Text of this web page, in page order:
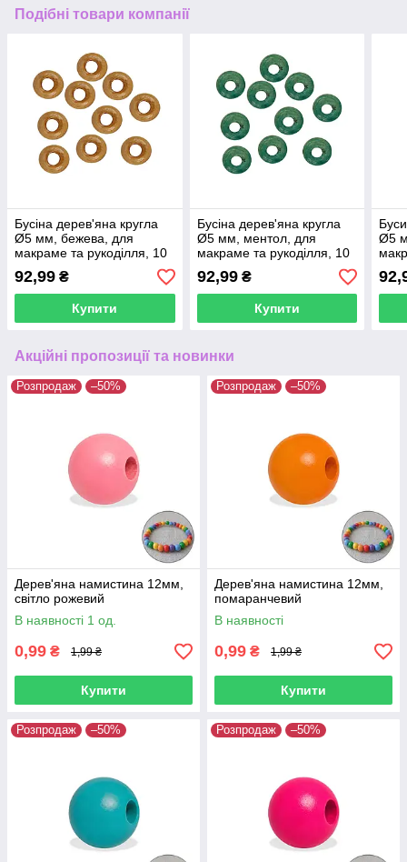
Подібні товари компанії
Бусіна дерев'яна кругла
Ø5 мм, бежева, для
макраме та рукоділля, 10
шт.
92,99 ₴
Купити
Бусіна дерев'яна кругла
Ø5 мм, ментол, для
макраме та рукоділля, 10
шт.
92,99₴
Купити
Ø5
шт.
Акційні пропозиції та новинки
Розпродаж –50%
Дерев'яна намистина 12мм,
світло рожевий
В наявності 1 од.
0,99 ₴ 1,99 ₴
Купити
Розпродаж –50%
Дерев'яна намистина 12мм,
помаранчевий
В наявності
0,99 ₴ 1,99 ₴
Купити
Розпродаж –50% Розпродаж –50%